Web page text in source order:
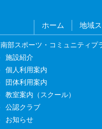
ホーム 地域
南部スポーツ・コミュニティプ
施設紹介
個人利用案内
団体利用案内
教室案内（スクール）
公認クラブ
お知らせ